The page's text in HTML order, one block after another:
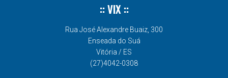
:: VIX ::
Rua José Alexandre Buaiz, 300
Enseada do Suá
Vitória / ES
(27)4042-0308